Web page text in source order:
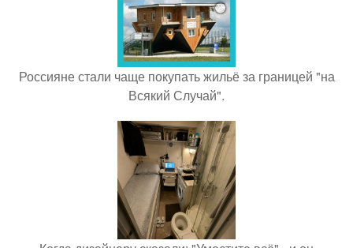
Россияне стали чаще покупать жильё за границей "на
Всякий Случай".